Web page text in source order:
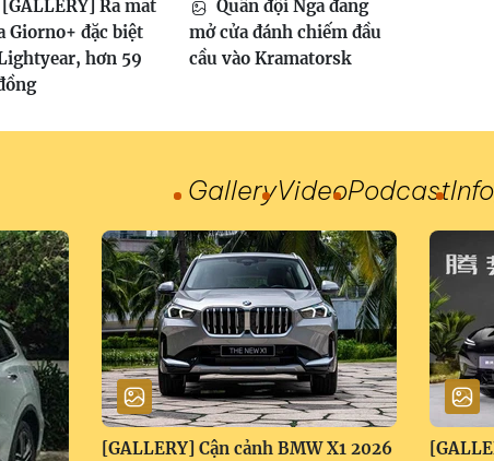
[GALLERY] Ra mắt
Giorno+ đặc biệt
hơn 59
Quân đội Nga đang
mở cửa đánh chiếm đầu
cầu vào Kramatorsk
GalleryVideoPodcast
[GALLERY] Cận cảnh BMW X1 2026